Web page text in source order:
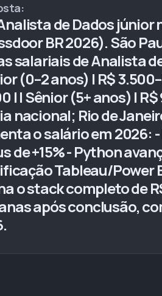
de Dados júnior
BR 2026). São
salariais de Analista
(0–2 anos) | R$
| | Sênior (5+ anos) |
nacional; Rio de
o salário em 2026: -
de +15% - Python
Tableau/Power
o stack completo de
após conclusão,